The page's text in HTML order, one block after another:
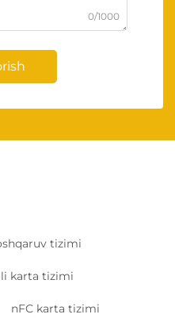
0/1000
tizimi
karta tizimi
nFC karta tizimi